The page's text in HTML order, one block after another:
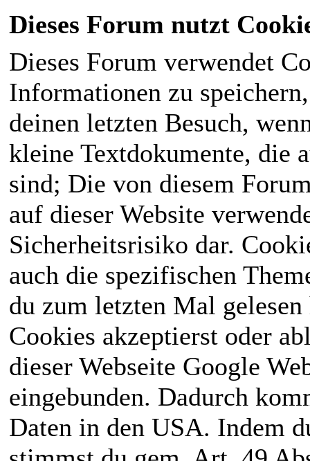
Dieses Forum nutzt
Dieses Forum verwendet
Informationen zu
deinen letzten Besuch,
kleine Textdokumente, die
sind; Die von diesem
auf dieser Website
Sicherheitsrisiko dar.
auch die spezifischen
du zum letzten Mal
Cookies akzeptierst oder
dieser Webseite Google
eingebunden. Dadurch
Daten in den USA. Indem